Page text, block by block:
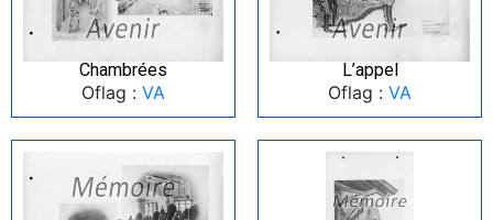
Chambrées
Oflag : VA
L’appel
Oflag : VA